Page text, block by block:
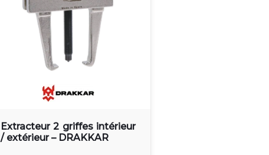
Extracteur 2 griffes intérieur
/ extérieur – DRAKKAR